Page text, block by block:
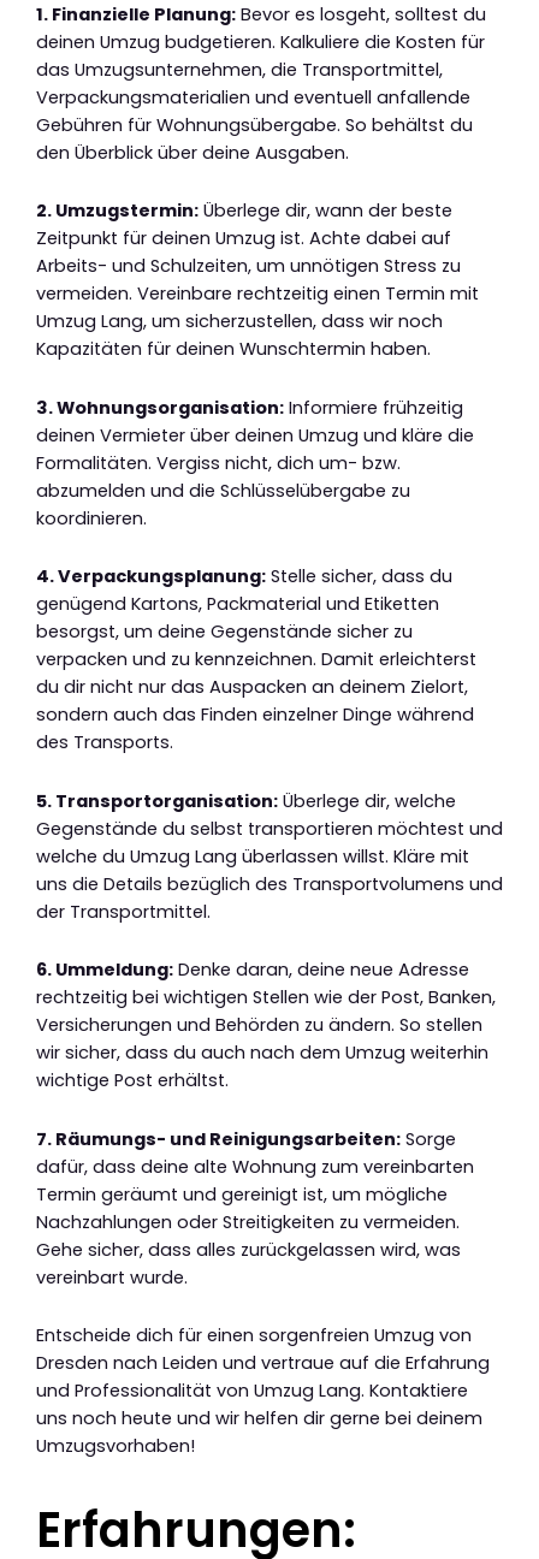
1. Finanzielle Planung: Bevor es losgeht, solltest du
deinen Umzug budgetieren. Kalkuliere die Kosten für
das Umzugsunternehmen, die Transportmittel,
Verpackungsmaterialien und eventuell anfallende
Gebühren für Wohnungsübergabe. So behältst du
den Überblick über deine Ausgaben.
2. Umzugstermin: Überlege dir, wann der beste
Zeitpunkt für deinen Umzug ist. Achte dabei auf
Arbeits- und Schulzeiten, um unnötigen Stress zu
vermeiden. Vereinbare rechtzeitig einen Termin mit
Umzug Lang, um sicherzustellen, dass wir noch
Kapazitäten für deinen Wunschtermin haben.
3. Wohnungsorganisation: Informiere frühzeitig
deinen Vermieter über deinen Umzug und kläre die
Formalitäten. Vergiss nicht, dich um- bzw.
abzumelden und die Schlüsselübergabe zu
koordinieren.
4. Verpackungsplanung: Stelle sicher, dass du
genügend Kartons, Packmaterial und Etiketten
besorgst, um deine Gegenstände sicher zu
verpacken und zu kennzeichnen. Damit erleichterst
du dir nicht nur das Auspacken an deinem Zielort,
sondern auch das Finden einzelner Dinge während
des Transports.
5. Transportorganisation: Überlege dir, welche
Gegenstände du selbst transportieren möchtest und
welche du Umzug Lang überlassen willst. Kläre mit
uns die Details bezüglich des Transportvolumens und
der Transportmittel.
6. Ummeldung: Denke daran, deine neue Adresse
rechtzeitig bei wichtigen Stellen wie der Post, Banken,
Versicherungen und Behörden zu ändern. So stellen
wir sicher, dass du auch nach dem Umzug weiterhin
wichtige Post erhältst.
7. Räumungs- und Reinigungsarbeiten: Sorge
dafür, dass deine alte Wohnung zum vereinbarten
Termin geräumt und gereinigt ist, um mögliche
Nachzahlungen oder Streitigkeiten zu vermeiden.
Gehe sicher, dass alles zurückgelassen wird, was
vereinbart wurde.
Entscheide dich für einen sorgenfreien Umzug von
Dresden nach Leiden und vertraue auf die Erfahrung
und Professionalität von Umzug Lang. Kontaktiere
uns noch heute und wir helfen dir gerne bei deinem
Umzugsvorhaben!
Erfahrungen: